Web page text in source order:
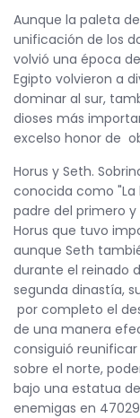
Aunque la paleta
unificación de los
volvió una época
Egipto volvieron a
dominar al sur,
dioses más
excelso honor de
Horus y Seth.
conocida como "La
padre del primero
Horus que tuvo
aunque Seth
durante el reinado
segunda dinastía,
por completo el
de una manera
consiguió
sobre el norte,
bajo una estatua
enemigas en